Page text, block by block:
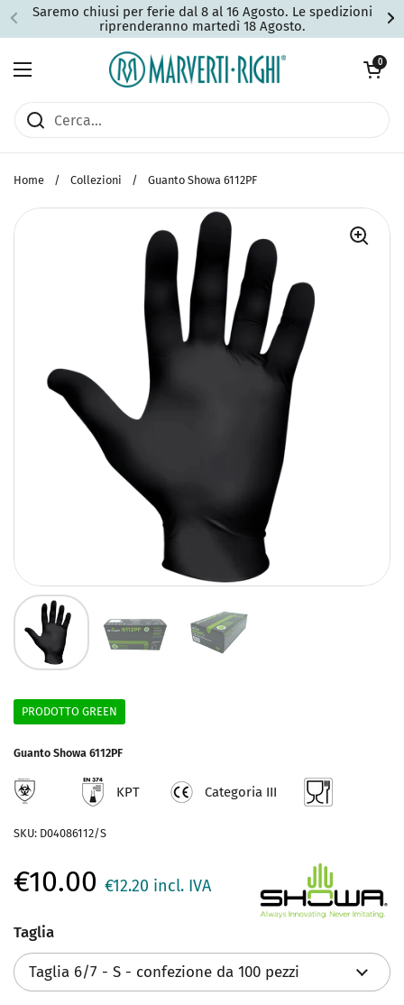
Passa ai contenuti
Saremo chiusi per ferie dal 8 al 16 Agosto. Le spedizioni
riprenderanno martedì 18 Agosto.
Apri menu
Apri carrello
0
Home / Collezioni / Guanto Showa 6112PF
PRODOTTO GREEN
Guanto Showa 6112PF
KPT Categoria III
SKU: D04086112/S
€10.00 €12.20 incl. IVA
Taglia